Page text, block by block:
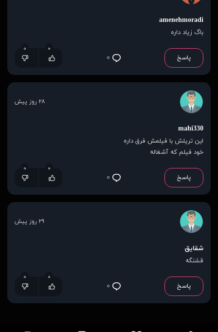
amenehmoradi
باگ زیاد داره
پاسخ ۰
۰ ۰
mahi330
این تریلش با فیلمش فرق داره
خود فیلم که آشغاله
پاسخ ۰
۰ ۰
۲۸ روز پیش
شقایق
قشنگه
پاسخ ۰
۰ ۰
۲۹ روز پیش